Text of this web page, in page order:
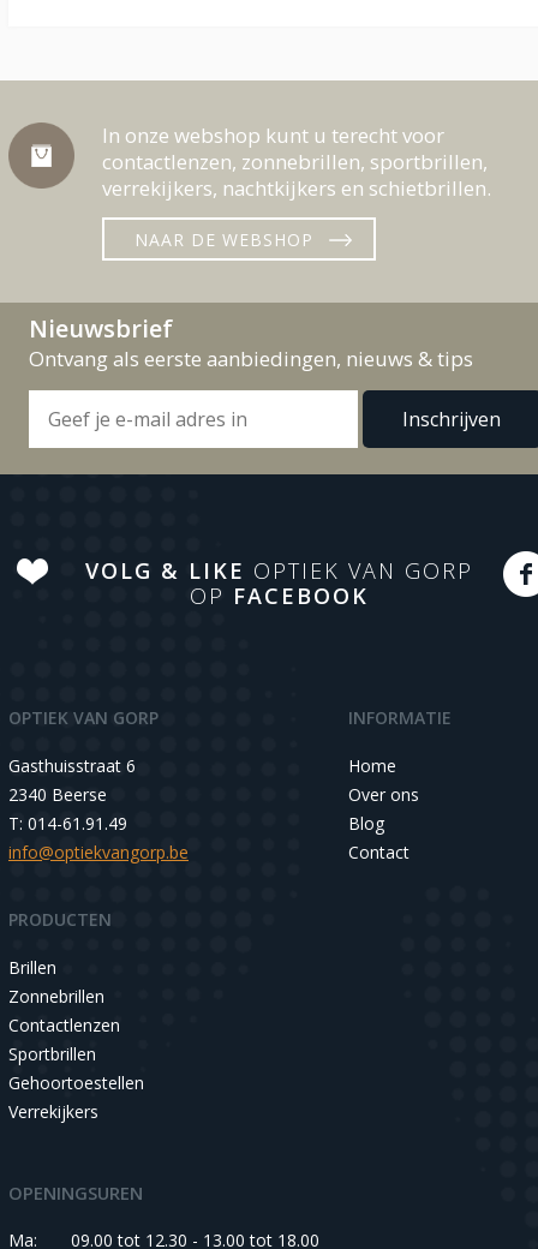
In onze webshop kunt u terecht voor
contactlenzen, zonnebrillen, sportbrillen,
verrekijkers, nachtkijkers en schietbrillen.
NAAR DE WEBSHOP
Nieuwsbrief
Ontvang als eerste aanbiedingen, nieuws & tips
VOLG & LIKE OPTIEK VAN GORP
OP FACEBOOK
OPTIEK VAN GORP
Gasthuisstraat 6
2340 Beerse
T: 014-61.91.49
info@optiekvangorp.be
INFORMATIE
Home
Over ons
Blog
Contact
PRODUCTEN
Brillen
Zonnebrillen
Contactlenzen
Sportbrillen
Gehoortoestellen
Verrekijkers
OPENINGSUREN
Ma: 09.00 tot 12.30 - 13.00 tot 18.00